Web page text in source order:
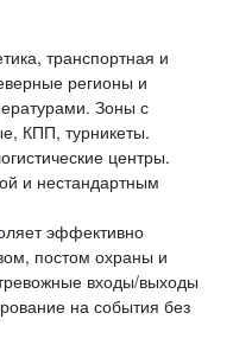
транспортная и
регионы и
Зоны с
КПП, турникеты.
центры.
и нестандартным
эффективно
постом охраны и
входы/выходы
на события без